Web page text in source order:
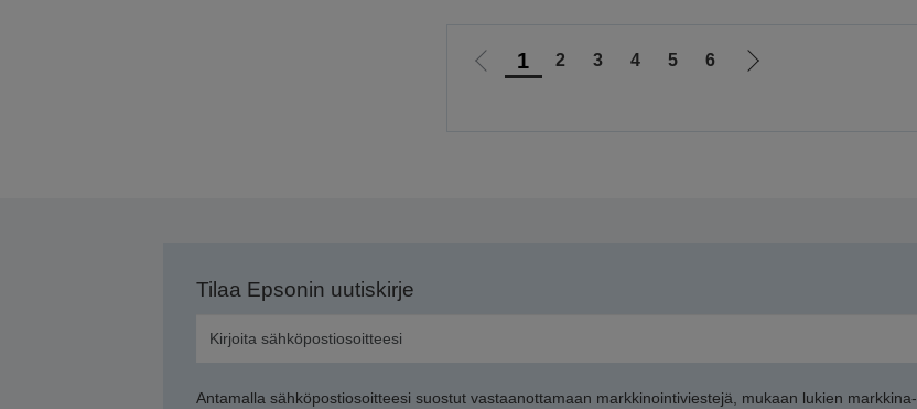
Siirry
1 2 3 4 5 6
Siirry
Tilaa Epsonin uutiskirje
Antamalla sähköpostiosoitteesi suostut vastaanottamaan markkinointiviestejä, mukaan lukien markkina-